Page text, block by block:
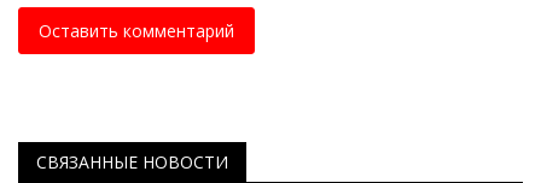
Оставить комментарий
СВЯЗАННЫЕ НОВОСТИ